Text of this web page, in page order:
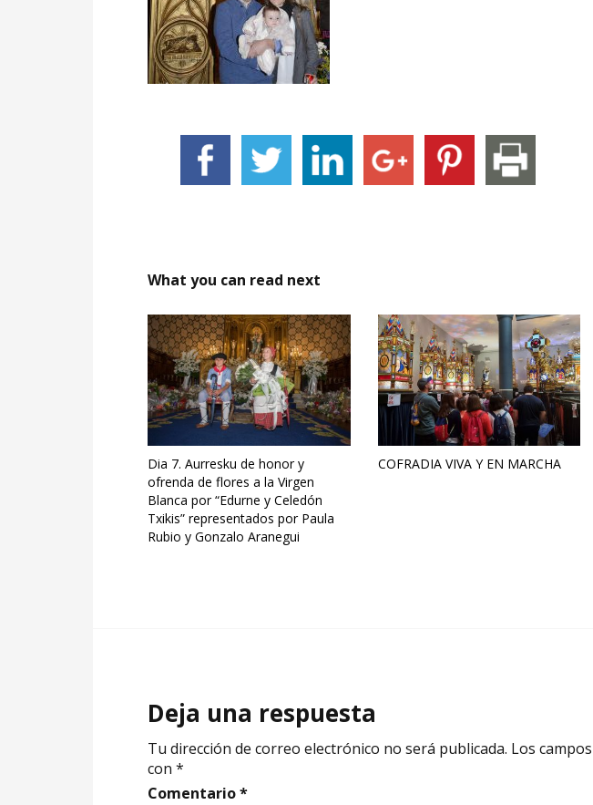
What you can read next
Dia 7. Aurresku de honor y
ofrenda de flores a la Virgen
Blanca por “Edurne y Celedón
Txikis” representados por Paula
Rubio y Gonzalo Aranegui
COFRADIA VIVA Y EN MARCHA
Deja una respuesta
Tu dirección de correo electrónico no será publicada. Los
con *
Comentario*